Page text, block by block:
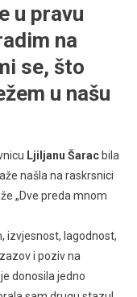
u pravu
na
se, što
u našu
Ljiljanu Šarac bila
našla na raskrsnici
„Dve preda mnom
izvjesnost, lagodnost,
i poziv na
donosila jedno